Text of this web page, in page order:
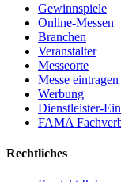
Gewinnspiele
Online-Messen
Branchen
Veranstalter
Messeorte
Messe eintragen
Werbung
Dienstleister-
FAMA
Rechtliches